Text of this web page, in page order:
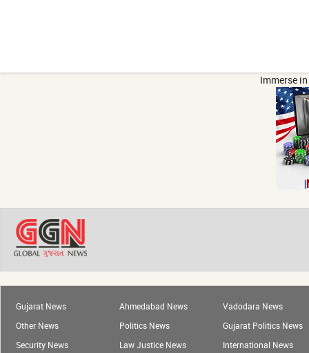
Immerse
Gujarat News Ahmedabad News
Vadodara News
Other News
Politics News
Gujarat Politics News
Security News
Law Justice News
International News